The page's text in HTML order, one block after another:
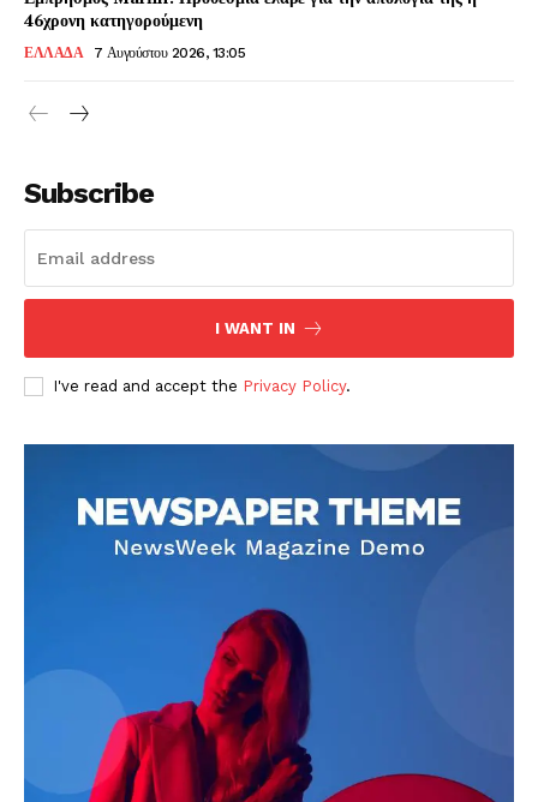
46χρονη κατηγορούμενη
ΕΛΛΑΔΑ 7 Αυγούστου 2026, 13:05
Subscribe
I WANT IN
I've read and accept the Privacy Policy.